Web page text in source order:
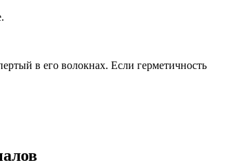
в его волокнах. Если герметичность